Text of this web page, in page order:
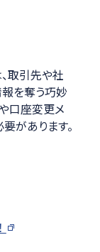
取引先や社
を奪う巧妙
口座変更メ
があります。